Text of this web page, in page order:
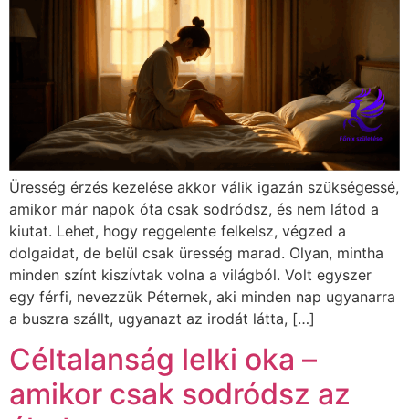
Üresség érzés kezelése akkor válik igazán szükségessé,
amikor már napok óta csak sodródsz, és nem látod a
kiutat. Lehet, hogy reggelente felkelsz, végzed a
dolgaidat, de belül csak üresség marad. Olyan, mintha
minden színt kiszívtak volna a világból. Volt egyszer
egy férfi, nevezzük Péternek, aki minden nap ugyanarra
a buszra szállt, ugyanazt az irodát látta, […]
Céltalanság lelki oka –
amikor csak sodródsz az